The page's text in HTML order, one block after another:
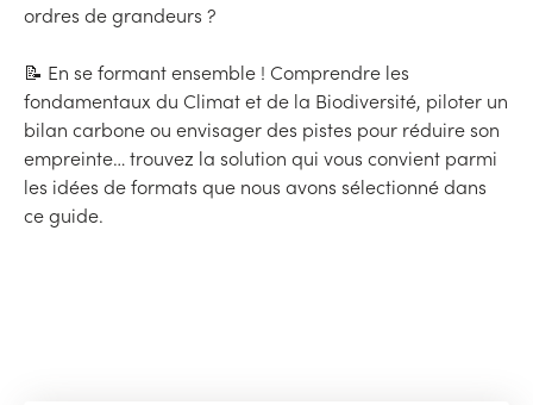
ordres de grandeurs ?
📝 En se formant ensemble ! Comprendre les
fondamentaux du Climat et de la Biodiversité, piloter un
bilan carbone ou envisager des pistes pour réduire son
empreinte… trouvez la solution qui vous convient parmi
les idées de formats que nous avons sélectionné dans
ce guide.